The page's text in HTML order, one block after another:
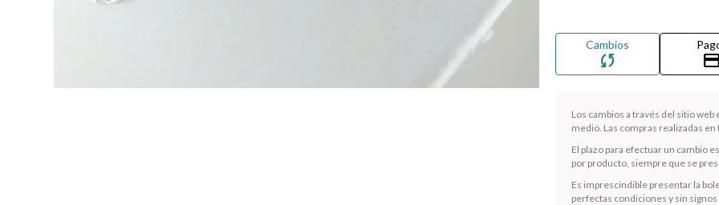
Cambios
sync credit_card
Los cambios a través del sitio
medio. Las compras realizadas
El plazo para efectuar un cambio
por producto, siempre que se
Es imprescindible presentar la
perfectas condiciones y sin